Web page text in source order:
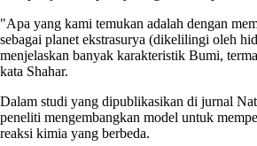
"Apa yang kami temukan adalah dengan
sebagai planet ekstrasurya (dikelilingi oleh
menjelaskan banyak karakteristik Bumi,
kata Shahar.
Dalam studi yang dipublikasikan di jurnal
peneliti mengembangkan model untuk
reaksi kimia yang berbeda.